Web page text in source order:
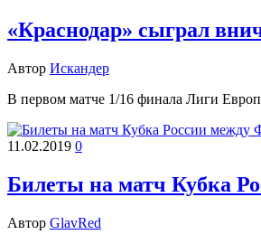
«Краснодар» сыграл
Автор Искандер
В первом матче 1/16 финала Лиги
11.02.2019 0
Билеты на матч Кубка
Автор GlavRed